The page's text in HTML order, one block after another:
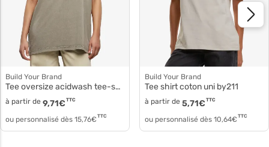
Build Your Brand
Tee oversize acidwash tee-shirt femme by270
à partir de 9,71€ TTC
ou personnalisé dès 15,76€ TTC
Build Your Brand
Tee shirt coton uni by211
à partir de 5,71€ TTC
ou personnalisé dès 10,64€ TTC